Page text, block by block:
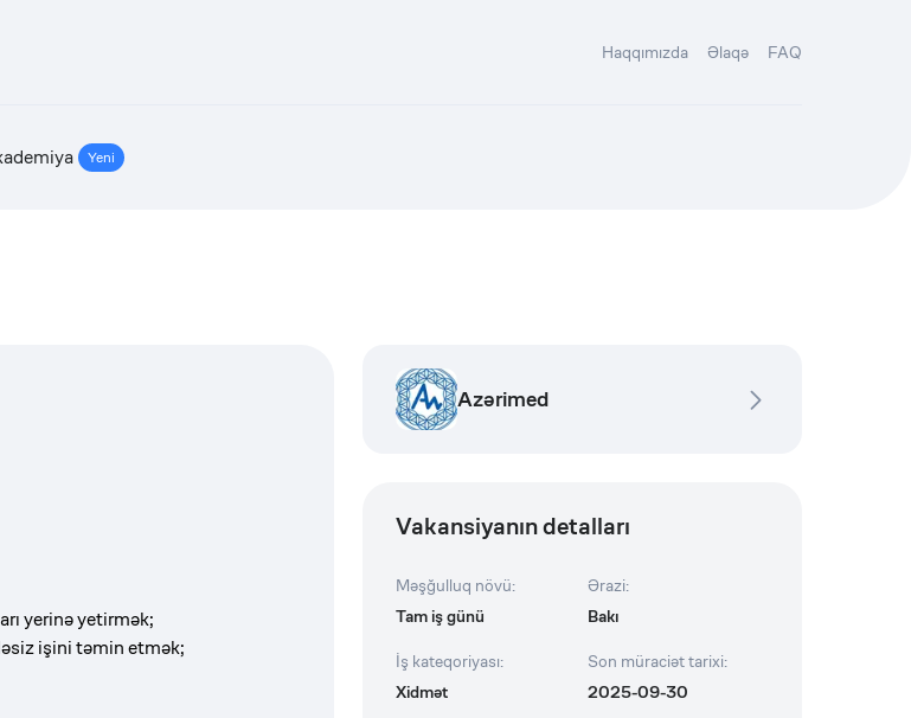
Haqqımızda Əlaqə FAQ
Yeni
yerinə yetirmək;
işini təmin etmək;
Azərimed
Vakansiyanın detalları
Məşğulluq növü:
Tam iş günü
Ərazi:
Bakı
İş kateqoriyası:
Xidmət
Son müraciət tarixi:
2025-09-30